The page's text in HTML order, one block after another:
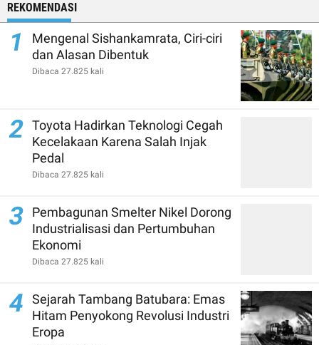
REKOMENDASI
1
Mengenal Sishankamrata, Ciri-ciri
dan Alasan Dibentuk
Dibaca 27.825 kali
2 Toyota Hadirkan Teknologi Cegah
Kecelakaan Karena Salah Injak
Pedal
Dibaca 27.825 kali
3
Pembagunan Smelter Nikel Dorong
Industrialisasi dan Pertumbuhan
Ekonomi
Dibaca 27.825 kali
4
Sejarah Tambang Batubara: Emas
Hitam Penyokong Revolusi Industri
Eropa